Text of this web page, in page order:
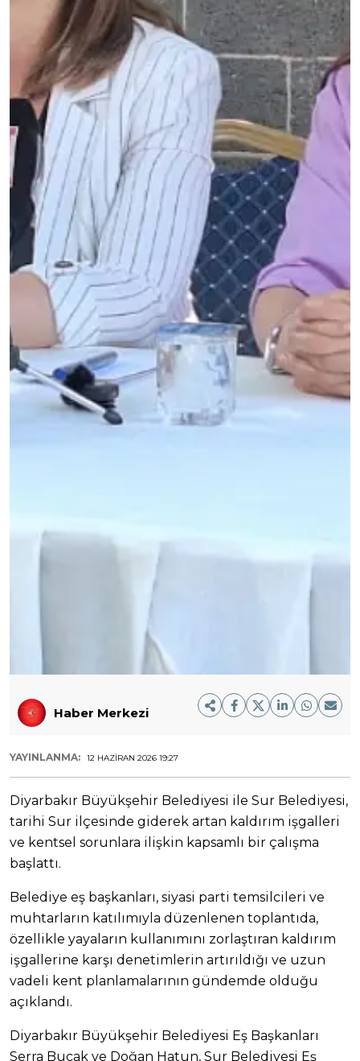
Haber Merkezi
YAYINLANMA: 12 HAZIRAN 2026 19:27
Diyarbakır Büyükşehir Belediyesi ile Sur Belediyesi,
tarihi Sur ilçesinde giderek artan kaldırım işgalleri
ve kentsel sorunlara ilişkin kapsamlı bir çalışma
başlattı.
Belediye eş başkanları, siyasi parti temsilcileri ve
muhtarların katılımıyla düzenlenen toplantıda,
özellikle yayaların kullanımını zorlaştıran kaldırım
işgallerine karşı denetimlerin artırıldığı ve uzun
vadeli kent planlamalarının gündemde olduğu
açıklandı.
Diyarbakır Büyükşehir Belediyesi Eş Başkanları
Serra Bucak ve Doğan Hatun, Sur Belediyesi Eş